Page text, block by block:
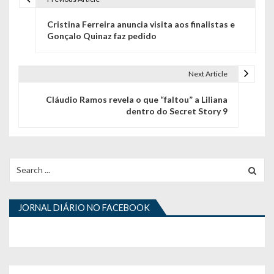
ã
o
d
Cristina Ferreira anuncia visita aos finalistas e
Gonçalo Quinaz faz pedido
Next Article
Cláudio Ramos revela o que “faltou” a Liliana
dentro do Secret Story 9
for:
JORNAL DIÁRIO NO FACEBOOK